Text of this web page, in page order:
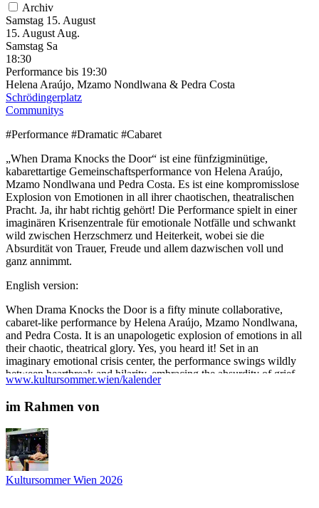
Archiv
Samstag 15. August
15. August Aug.
Samstag Sa
18:30
Performance bis 19:30
Helena Araújo, Mzamo Nondlwana & Pedra Costa
Schrödingerplatz
Communitys
#Performance #Dramatic #Cabaret
„When Drama Knocks the Door“ ist eine fünfzigminütige,
kabarettartige Gemeinschaftsperformance von Helena Araújo,
Mzamo Nondlwana und Pedra Costa. Es ist eine kompromisslose
Explosion von Emotionen in all ihrer chaotischen, theatralischen
Pracht. Ja, ihr habt richtig gehört! Die Performance spielt in einer
imaginären Krisenzentrale für emotionale Notfälle und schwankt
wild zwischen Herzschmerz und Heiterkeit, wobei sie die
Absurdität von Trauer, Freude und allem dazwischen voll und
ganz annimmt.
English version:
When Drama Knocks the Door is a fifty minute collaborative,
cabaret-like performance by Helena Araújo, Mzamo Nondlwana,
and Pedra Costa. It is an unapologetic explosion of emotions in all
their chaotic, theatrical glory. Yes, you heard it! Set in an
imaginary emotional crisis center, the performance swings wildly
between heartbreak and hilarity, embracing the absurdity of grief,
joy, and everything in between.
Besetzung
Collaborator and performer: Pedra Costa
Collaborator and performer: Mzamo Nondlwana
...Mehr lesen
www.kultursommer.wien/kalender
im Rahmen von
Kultursommer Wien 2026